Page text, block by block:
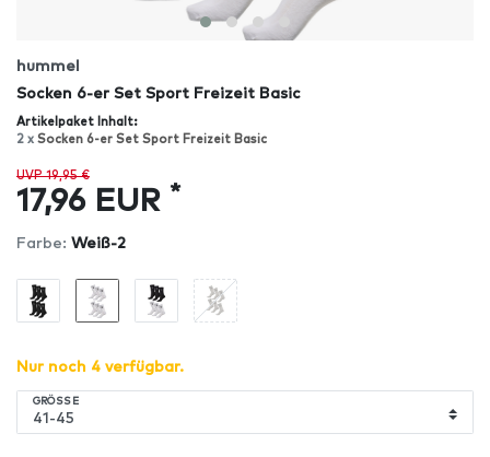
hummel
Socken 6-er Set Sport Freizeit Basic
Artikelpaket Inhalt:
2 x Socken 6-er Set Sport Freizeit Basic
UVP 19,95 €
17,96 EUR *
Farbe: Weiß-2
Nur noch 4 verfügbar.
GRÖSSE